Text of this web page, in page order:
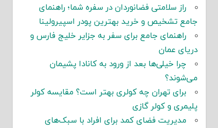
راز سلامتی فضانوردان در سفره شما؛ راهنمای
جامع تشخیص و خرید بهترین پودر اسپیرولینا
راهنمای جامع برای سفر به جزایر خلیج فارس و
دریای عمان
چرا خیلی‌ها بعد از ورود به کانادا پشیمان
می‌شوند؟
برای تهران چه کولری بهتر است؟ مقایسه کولر
پلیمری و کولر گازی
مدیریت فضای کمد برای افراد با سبک‌های